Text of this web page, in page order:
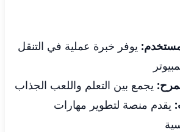
يوفر خبرة عملية في التنقل
يجمع بين التعلم واللعب الجذاب
يقدم منصة لتطوير مهارات